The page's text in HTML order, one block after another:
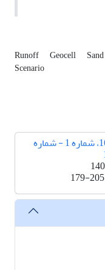
Runoff Geocell Sand
Scenario
دوره 16، شماره 1 - شماره
179-205